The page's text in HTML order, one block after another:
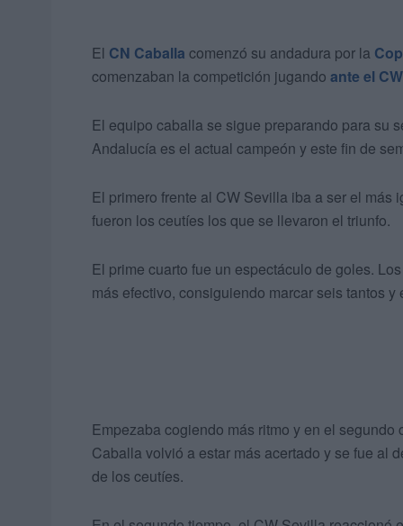
El CN Caballa comenzó su andadura por la
comenzaban la competición jugando ante el
El equipo caballa se sigue preparando para su
Andalucía es el actual campeón y este fin de
El primero frente al CW Sevilla iba a ser el más
fueron los ceutíes los que se llevaron el triunfo.
El prime cuarto fue un espectáculo de goles.
más efectivo, consiguiendo marcar seis tantos y
Empezaba cogiendo más ritmo y en el
Caballa volvió a estar más acertado y se fue al
de los ceutíes.